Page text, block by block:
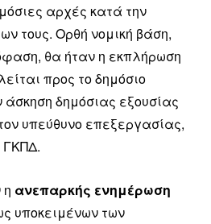
αρχές κατά την
τους. Ορθή νομική βάση,
θα ήταν η εκπλήρωση
προς το δημόσιο
δημόσιας εξουσίας
υπεύθυνο επεξεργασίας,
ΓΚΠΔ.
η ανεπαρκής ενημέρωση
υποκειμένων των